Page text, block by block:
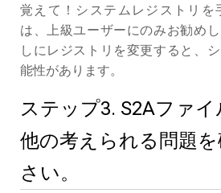
覚えて！システムレジストリを
は、上級ユーザーにのみお勧め
しにレジストリを変更すると、
能性があります。
ステップ3. S2Aファ
他の考えられる問題
さい。